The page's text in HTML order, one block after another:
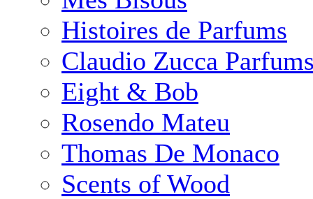
Histoires de Parfums
Claudio Zucca
Eight & Bob
Rosendo Mateu
Thomas De Monaco
Scents of Wood